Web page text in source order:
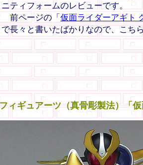
ニティフォームのレビューです。
前ページの「 仮面ライダーアギト
で長々と書いたばかりなので、こち
ィギュアーツ（真骨彫製法）「